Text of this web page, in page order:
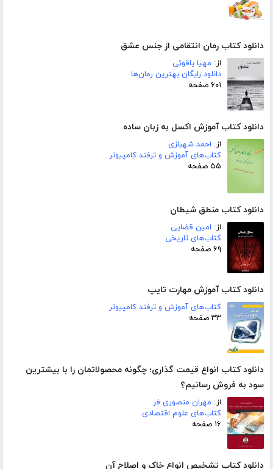
دانلود کتاب رمان انتقامی از جنس عشق
از: مهیا یاقوتی
دانلود رایگان بهترین رمان‌ها
۶۰۱ صفحه
دانلود کتاب آموزش اکسل به زبان ساده
از: احمد شهبازی
کتاب‌های آموزش و ترفند کامپیوتر
۵۵ صفحه
دانلود کتاب منطق شیطان
از: امین قضایی
کتاب‌های تاریخی
۶۹ صفحه
دانلود کتاب آموزش مهارت تایپ
کتاب‌های آموزش و ترفند کامپیوتر
۳۳ صفحه
دانلود کتاب انواع قیمت گذاری؛ چگونه محصولاتمان را با بیشترین
سود به فروش رسانیم؟
از: مهران منصوری فر
کتاب‌های علوم اقتصادی
۱۶ صفحه
دانلود کتاب تشخیص انواع خاک و اصلاح آن